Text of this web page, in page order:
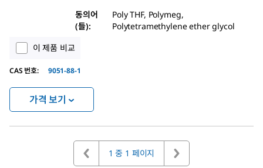
동의어
(들):
Poly THF, Polymeg,
Polytetramethylene ether glycol
이 제품 비교
CAS 번호: 9051-88-1
가격 보기
1 중 1 페이지